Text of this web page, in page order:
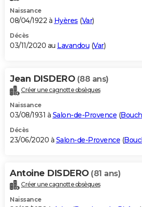
Naissance
08/04/1922 à Hyères (Var)
Décès
03/11/2020 au Lavandou (Var)
Jean DISDERO (88 ans)
Créer une cagnotte obsèques
Naissance
03/08/1931 à Salon-de-Provence (
Décès
23/06/2020 à Salon-de-Provence (
Antoine DISDERO (81 ans)
Créer une cagnotte obsèques
Naissance